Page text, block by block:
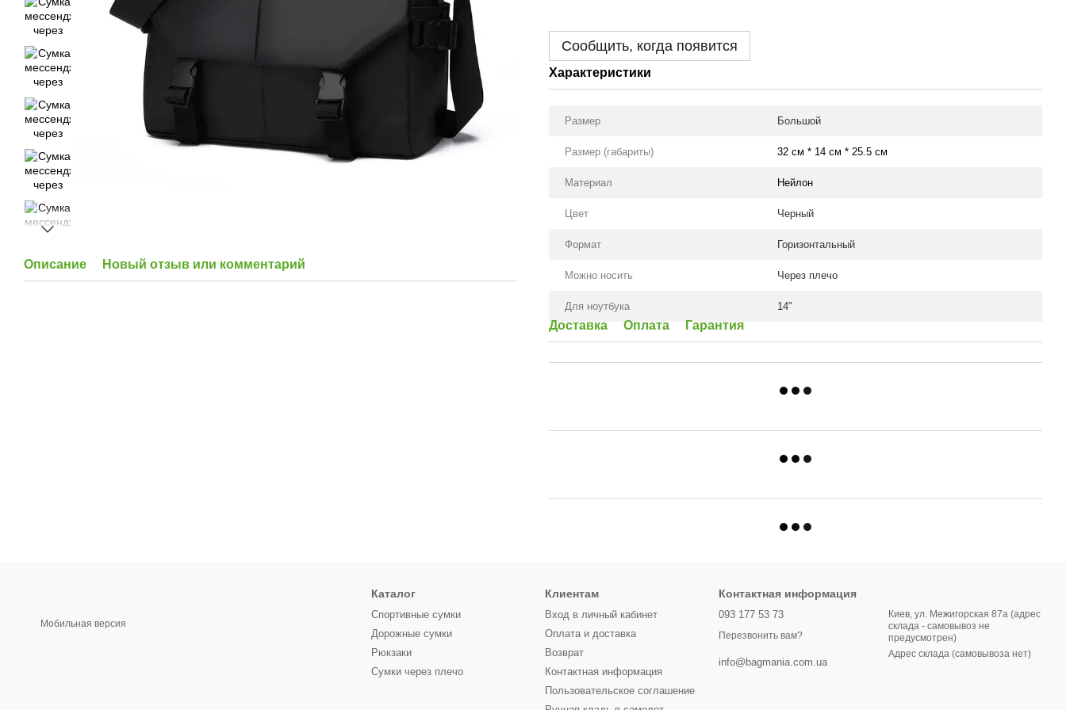
Описание Новый отзыв или комментарий
Сообщить, когда появится
Характеристики
Размер Большой
Размер (габариты) 32 см * 14 см * 25.5 см
Материал Нейлон
Цвет Черный
Формат Горизонтальный
Можно носить Через плечо
Для ноутбука 14"
Доставка Оплата Гарантия
Мобильная версия
Каталог
Спортивные сумки
Дорожные сумки
Рюкзаки
Сумки через плечо
Клиентам
Вход в личный кабинет
Оплата и доставка
Возврат
Контактная информация
Пользовательское соглашение
Контактная информация
093 177 53 73
Перезвонить вам?
info@bagmania.com.ua
Киев, ул. Межигорская 87а (адрес
склада - самовывоз не
предусмотрен)
Адрес склада (самовывоза нет)